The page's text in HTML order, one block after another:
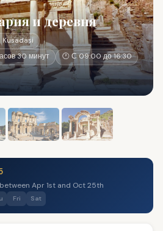
и деревня
Kusadasi
30 минут
🕐 С 09:00 до 16:30
Apr 1st and Oct 25th
Fri Sat